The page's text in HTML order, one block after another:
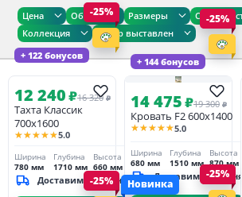
Цена Общие Размеры
Сроки
Коллекция
Товар выставлен
+ 122 бонусов
-25%
12 240₽16 320 ₽
Тахта Классик
700х1600
★★★★★5.0
Ширина
780 мм
Глубина
1710 мм
Высота
660 мм
Доставим_за_3_дня
+ 144 бонусов
-25%
14 475₽19 300 ₽
Кровать F2 600х1400
★★★★★5.0
Ширина
680 мм
Глубина
1510 мм
Высота
870 мм
Доставим_за_3_дня
-25% Новинка
-25%